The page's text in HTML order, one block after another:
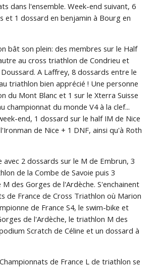
dans l'ensemble. Week-end suivant, 6
et 1 dossard en benjamin à Bourg en
bât son plein: des membres sur le Half
au cross triathlon de Condrieu et
A Laffrey, 8 dossards entre le
triathlon bien apprécié ! Une personne
du Mont Blanc et 1 sur le Xterra Suisse
championnat du monde V4 à la clef...
end, 1 dossard sur le half IM de Nice
de Nice + 1 DNF, ainsi qu'à Roth
avec 2 dossards sur le M de Embrun, 3
de la Combe de Savoie puis 3
des Gorges de l'Ardèche. S'enchainent
de France de Cross Triathlon où Marion
de France S4, le swim-bike et
de l'Ardèche, le triathlon M des
Scratch de Céline et un dossard à
de France L de triathlon se